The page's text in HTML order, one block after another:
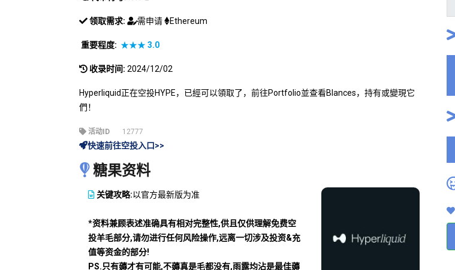
领取需求: 需申请 Ethereum
重要程度: ★★★3.0
收录时间: 2024/12/02
Hyperliquid正在空投HYPE，已經可以領取了，前往Portfolio並查看Blances，持有或變現它
們！
活动ID 12777
快速前往空投入口>>
糖果资料
关键攻略:以官方最新版为准
*资料兼顾表述准确具有相对完整性,供且仅供理解免费空
投羊毛部分,请勿进行任何风险操作,远离一切涉及投资&充
值等资金的部分!
PS.只有薅才有可能,不薅真是毛都没有,雨露均沾是最佳薅